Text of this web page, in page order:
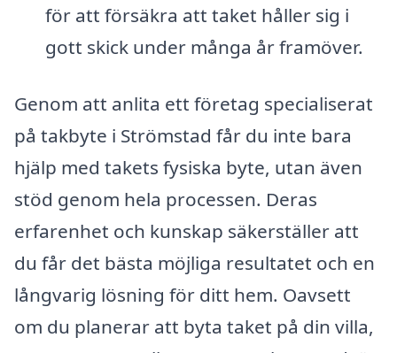
för att försäkra att taket håller sig i
gott skick under många år framöver.
Genom att anlita ett företag specialiserat
på takbyte i Strömstad får du inte bara
hjälp med takets fysiska byte, utan även
stöd genom hela processen. Deras
erfarenhet och kunskap säkerställer att
du får det bästa möjliga resultatet och en
långvarig lösning för ditt hem. Oavsett
om du planerar att byta taket på din villa,